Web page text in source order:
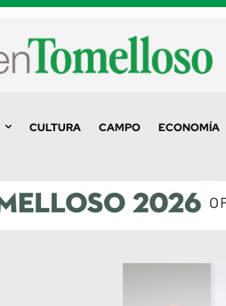
CULTURA CAMPO ECONOMÍA